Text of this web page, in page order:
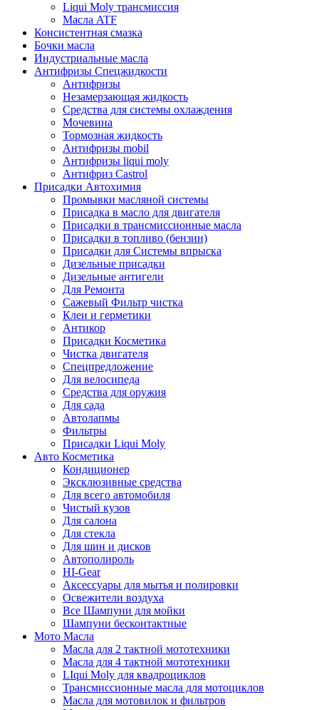
Liqui Moly трансмиссия
Масла ATF
Консистентная смазка
Бочки масла
Индустриальные масла
Антифризы Спецжидкости
Антифризы
Незамерзающая жидкость
Средства для системы охлаждения
Мочевина
Тормозная жидкость
Антифризы mobil
Антифризы liqui moly
Антифриз Castrol
Присадки Автохимия
Промывки масляной системы
Присадка в масло для двигателя
Присадки в трансмиссионные масла
Присадки в топливо (бензин)
Присадки для Системы впрыска
Дизельные присадки
Дизельные антигели
Для Ремонта
Сажевый Фильтр чистка
Клеи и герметики
Антикор
Присадки Косметика
Чистка двигателя
Спецпредложение
Для велосипеда
Средства для оружия
Для сада
Автолапмы
Фильтры
Присадки Liqui Moly
Авто Косметика
Кондиционер
Эксклюзивные средства
Для всего автомобиля
Чистый кузов
Для салона
Для стекла
Для шин и дисков
Автополироль
HI-Gear
Аксессуары для мытья и полировки
Освежители воздуха
Все Шампуни для мойки
Шампуни бесконтактные
Мото Масла
Масла для 2 тактной мототехники
Масла для 4 тактной мототехники
LIqui Moly для квадроциклов
Трансмиссионные масла для мотоциклов
Масла для мотовилок и фильтров